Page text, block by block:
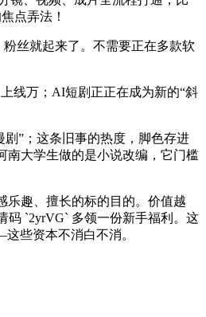
点弄法！
丝就起来了。不需要正在多款软
线万；AI短剧正正在成为新的“斜
”；这条旧事的热度，脚色存进
大学生做的是小说改编，它门槛
趣、擅长的标的目的。价值越
`2yrVG` 多领一份新手福利。这
些资本不消白不消。